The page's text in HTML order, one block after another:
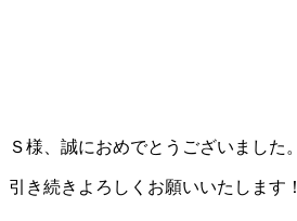
Ｓ様、誠におめでとうございました。
引き続きよろしくお願いいたします！